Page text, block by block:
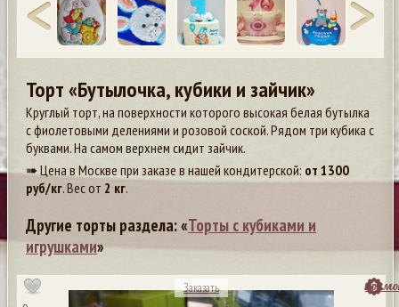
Торт «Бутылочка, кубики и зайчик»
Круглый торт, на поверхности которого высокая белая бутылка
с фиолетовыми делениями и розовой соской. Рядом три кубика с
буквами. На самом верхнем сидит зайчик.
➠ Цена в Москве при заказе в нашей кондитерской: от 1300
руб/кг. Вес от 2 кг.
Другие торты раздела: «Торты с кубиками и
игрушками»
Заказать